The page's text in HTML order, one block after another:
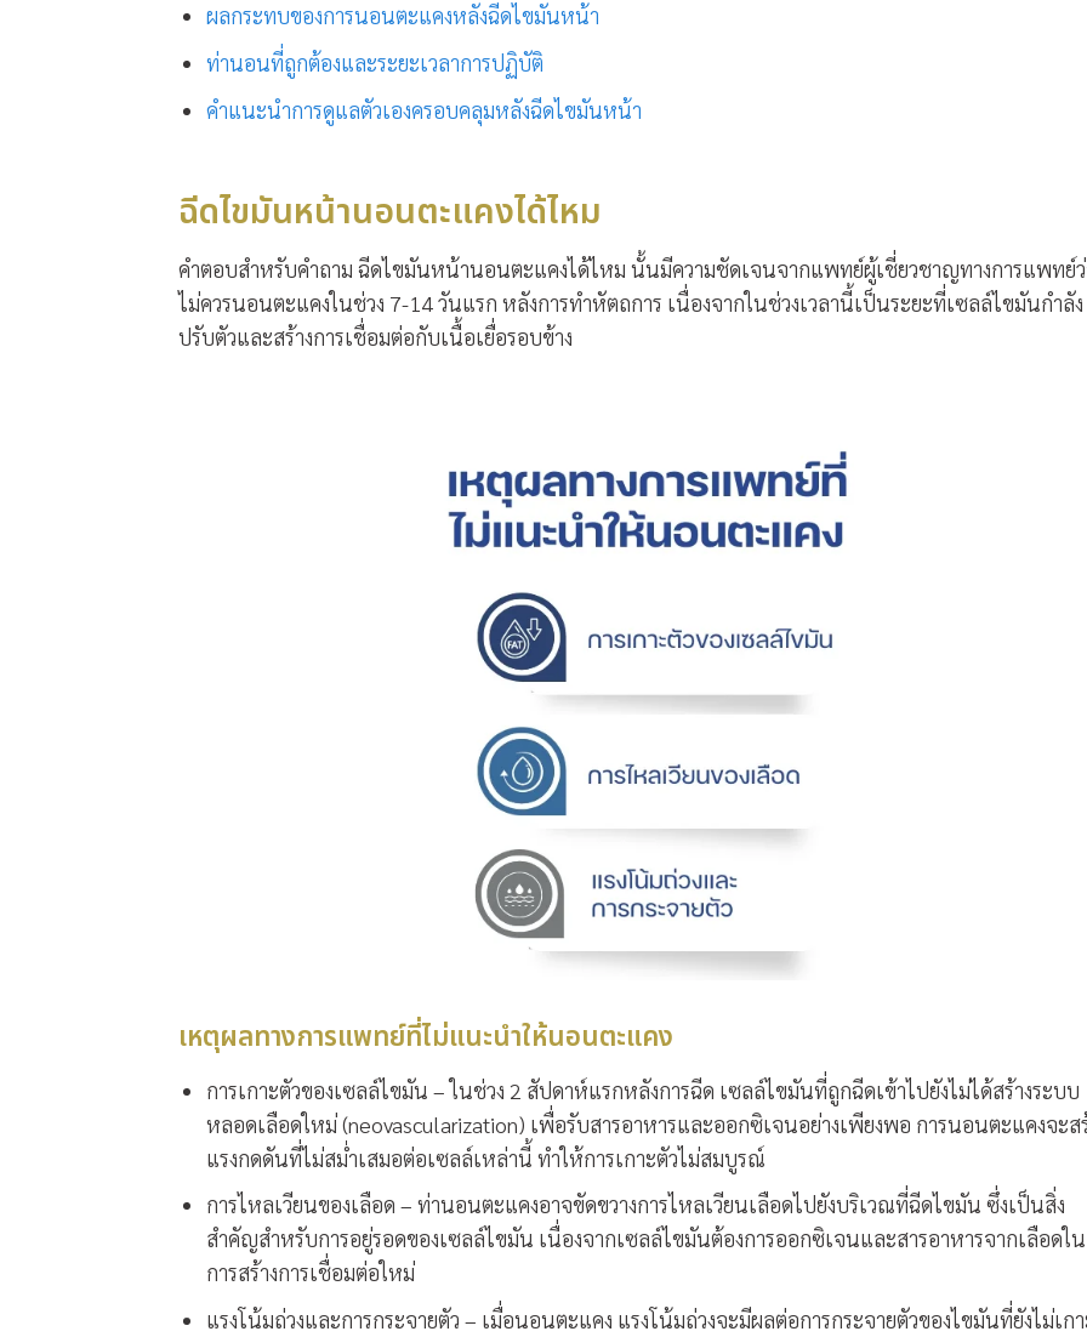
ผลกระทบของการนอนตะแคงหลังฉีดไขมันหน้า
ท่านอนที่ถูกต้องและระยะเวลาการปฏิบัติ
คำแนะนำการดูแลตัวเองครอบคลุมหลังฉีดไขมันหน้า
ฉีดไขมันหน้านอนตะแคงได้ไหม
คำตอบสำหรับคำถาม ฉีดไขมันหน้านอนตะแคงได้ไหม นั้นมีความชัดเจนจากแพทย์ผู้เชี่ยวชาญทางการแพทย์
ไม่ควรนอนตะแคงในช่วง 7-14 วันแรก หลังการทำหัตถการ เนื่องจากในช่วงเวลานี้เป็นระยะที่เซลล์ไขมันกำลัง
ปรับตัวและสร้างการเชื่อมต่อกับเนื้อเยื่อรอบข้าง
เหตุผลทางการแพทย์ที่ไม่แนะนำให้นอนตะแคง
การเกาะตัวของเซลล์ไขมัน – ในช่วง 2 สัปดาห์แรกหลังการฉีด เซลล์ไขมันที่ถูกฉีดเข้าไปยังไม่ได้สร้างระบบ
หลอดเลือดใหม่ (neovascularization) เพื่อรับสารอาหารและออกซิเจนอย่างเพียงพอ การนอนตะแคงจะส
แรงกดดันที่ไม่สม่ำเสมอต่อเซลล์เหล่านี้ ทำให้การเกาะตัวไม่สมบูรณ์
การไหลเวียนของเลือด – ท่านอนตะแคงอาจขัดขวางการไหลเวียนเลือดไปยังบริเวณที่ฉีดไขมัน ซึ่งเป็นสิ่ง
สำคัญสำหรับการอยู่รอดของเซลล์ไขมัน เนื่องจากเซลล์ไขมันต้องการออกซิเจนและสารอาหารจากเลือดใน
การสร้างการเชื่อมต่อใหม่
แรงโน้มถ่วงและการกระจายตัว – เมื่อนอนตะแคง แรงโน้มถ่วงจะมีผลต่อการกระจายตัวของไขมันที่ยังไม่เก